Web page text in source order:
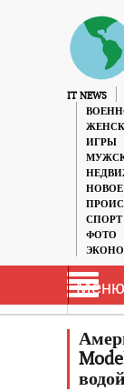
IT NEWS
ИГРЫ
НОВОЕ
СПОРТ
ФОТО
Меню